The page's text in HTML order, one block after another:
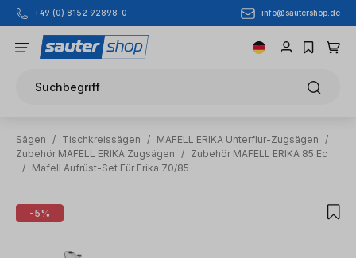
Zum Hauptinhalt springen
+49 (0) 8152 92898-0 info@sautershop.de
Suchbegriff
Sägen / Tischkreissägen / MAFELL ERIKA Unterflur-Zugsägen
/
Zubehör MAFELL ERIKA Zugsägen
/ Zubehör MAFELL ERIKA 85 Ec
/ Mafell Aufrüst-Set Für Erika 70/85
Bildergalerie überspringen
-5%